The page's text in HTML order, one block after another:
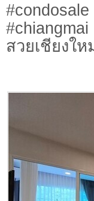
สวยเชียงใ